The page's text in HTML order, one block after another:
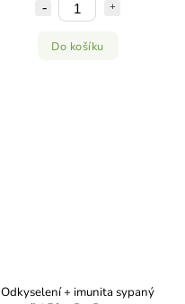
Do košíku
Odkyselení + imunita sypaný